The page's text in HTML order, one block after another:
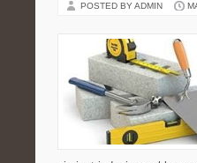
POSTED BY ADMIN